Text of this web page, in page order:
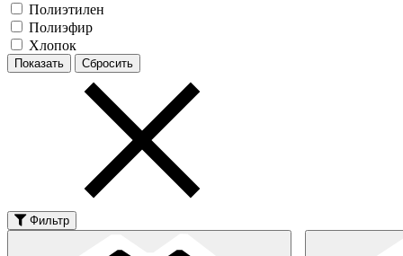
Полиэтилен
Полиэфир
Хлопок
Фильтр